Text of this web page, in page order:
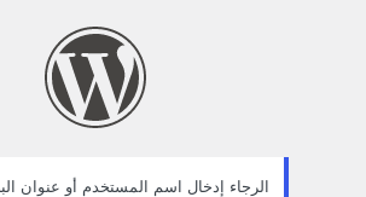
الرجاء إدخال اسم المستخدم أو عنوان